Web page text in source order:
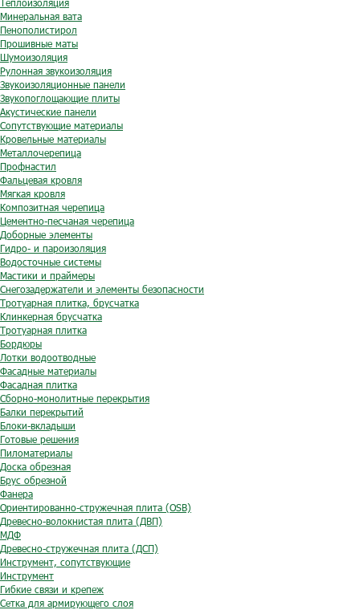
Теплоизоляция
Минеральная вата
Пенополистирол
Прошивные маты
Шумоизоляция
Рулонная звукоизоляция
Звукоизоляционные панели
Звукопоглощающие плиты
Акустические панели
Сопутствующие материалы
Кровельные материалы
Металлочерепица
Профнастил
Фальцевая кровля
Мягкая кровля
Композитная черепица
Цементно-песчаная черепица
Доборные элементы
Гидро- и пароизоляция
Водосточные системы
Мастики и праймеры
Снегозадержатели и элементы безопасности
Тротуарная плитка, брусчатка
Клинкерная брусчатка
Тротуарная плитка
Бордюры
Лотки водоотводные
Фасадные материалы
Фасадная плитка
Сборно-монолитные перекрытия
Балки перекрытий
Блоки-вкладыши
Готовые решения
Пиломатериалы
Доска обрезная
Брус обрезной
Фанера
Ориентированно-стружечная плита (OSB)
Древесно-волокнистая плита (ДВП)
МДФ
Древесно-стружечная плита (ДСП)
Инструмент, сопутствующие
Инструмент
Гибкие связи и крепеж
Сетка для армирующего слоя